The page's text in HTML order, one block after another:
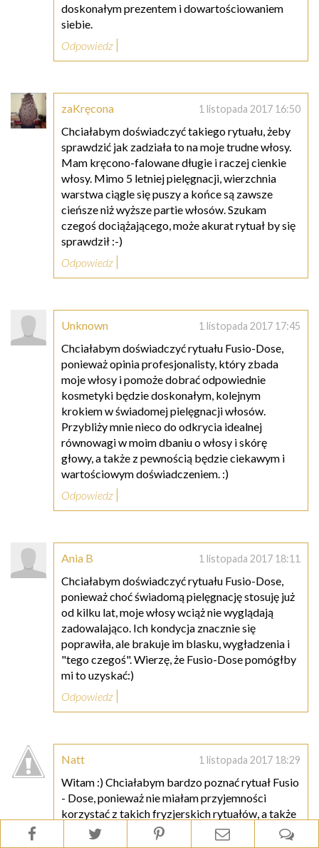
doskonałym prezentem i dowartościowaniem
siebie.
Odpowiedz
zaKręcona 1 listopada 2017 16:50
Chciałabym doświadczyć takiego rytuału, żeby
sprawdzić jak zadziała to na moje trudne włosy.
Mam kręcono-falowane długie i raczej cienkie
włosy. Mimo 5 letniej pielęgnacji, wierzchnia
warstwa ciągle się puszy a końce są zawsze
cieńsze niż wyższe partie włosów. Szukam
czegoś dociążającego, może akurat rytuał by się
sprawdził :-)
Odpowiedz
Unknown 1 listopada 2017 17:45
Chciałabym doświadczyć rytuału Fusio-Dose,
ponieważ opinia profesjonalisty, który zbada
moje włosy i pomoże dobrać odpowiednie
kosmetyki będzie doskonałym, kolejnym
krokiem w świadomej pielęgnacji włosów.
Przybliży mnie nieco do odkrycia idealnej
równowagi w moim dbaniu o włosy i skórę
głowy, a także z pewnością będzie ciekawym i
wartościowym doświadczeniem. :)
Odpowiedz
Ania B 1 listopada 2017 18:11
Chciałabym doświadczyć rytuału Fusio-Dose,
ponieważ choć świadomą pielęgnację stosuję już
od kilku lat, moje włosy wciąż nie wyglądają
zadowalająco. Ich kondycja znacznie się
poprawiła, ale brakuje im blasku, wygładzenia i
"tego czegoś". Wierzę, że Fusio-Dose pomógłby
mi to uzyskać:)
Odpowiedz
Natt 1 listopada 2017 18:29
Witam :) Chciałabym bardzo poznać rytuał Fusio
- Dose, ponieważ nie miałam przyjemności
korzystać z takich fryzjerskich rytuałów, a także
z powodu kryzysu włosowego :( dotychczasowa
pielęgnacja przestała dawać efekty, moje włosy